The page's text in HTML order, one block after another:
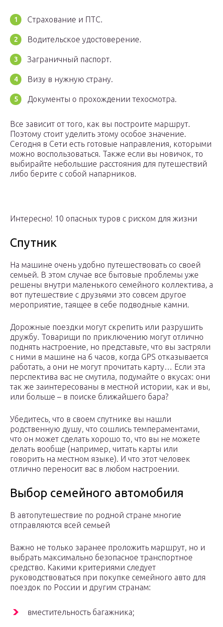
Страхование и ПТС.
Водительское удостоверение.
Заграничный паспорт.
Визу в нужную страну.
Документы о прохождении техосмотра.
Все зависит от того, как вы построите маршрут.
Поэтому стоит уделить этому особое значение.
Сегодня в Сети есть готовые направления, которыми
можно воспользоваться. Также если вы новичок, то
выбирайте небольшие расстояния для путешествий
либо берите с собой напарников.
Интересно! 10 опасных туров с риском для жизни
Спутник
На машине очень удобно путешествовать со своей
семьей. В этом случае все бытовые проблемы уже
решены внутри маленького семейного коллектива, а
вот путешествие с друзьями это совсем другое
мероприятие, таящее в себе подводные камни.
Дорожные поездки могут скрепить или разрушить
дружбу. Товарищи по приключению могут отлично
поднять настроение, но представьте, что вы застряли
с ними в машине на 6 часов, когда GPS отказывается
работать, а они не могут прочитать карту… Если эта
перспектива вас не смутила, подумайте о вкусах: они
так же заинтересованы в местной истории, как и вы,
или больше – в поиске ближайшего бара?
Убедитесь, что в своем спутнике вы нашли
родственную душу, что сошлись темпераментами,
что он может сделать хорошо то, что вы не можете
делать вообще (например, читать карты или
говорить на местном языке). И что этот человек
отлично переносит вас в любом настроении.
Выбор семейного автомобиля
В автопутешествие по родной стране многие
отправляются всей семьей
Важно не только заранее проложить маршрут, но и
выбрать максимально безопасное транспортное
средство. Какими критериями следует
руководствоваться при покупке семейного авто для
поездок по России и другим странам:
вместительность багажника;